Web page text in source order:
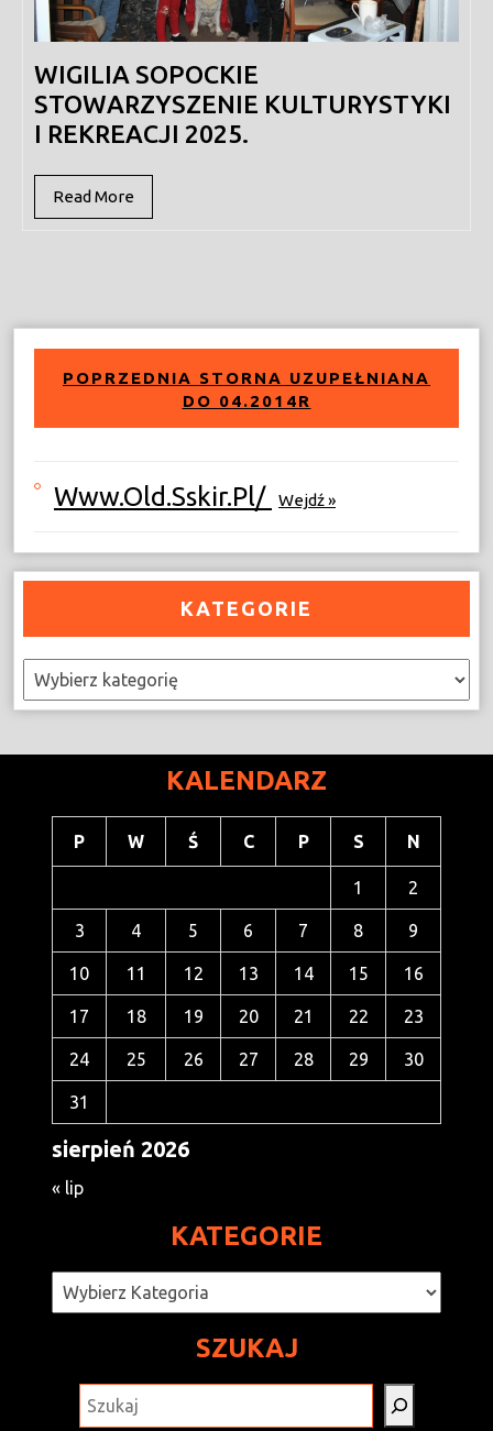
WIGILIA SOPOCKIE
STOWARZYSZENIE KULTURYSTYKI
I REKREACJI 2025.
Read More
More
POPRZEDNIA STORNA UZUPEŁNIANA
DO 04.2014R
Www.old.sskir.pl/ Wejdź »
KATEGORIE
Kategorie
KALENDARZ
sierpień 2026
P W Ś C P S N
1 2
3 4 5 6 7 8 9
10 11 12 13 14 15 16
17 18 19 20 21 22 23
24 25 26 27 28 29 30
31
« lip
KATEGORIE
Kategorie
SZUKAJ